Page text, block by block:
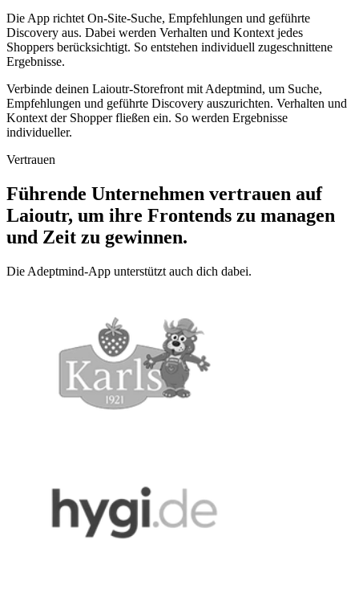
Die App richtet On-Site-Suche, Empfehlungen und geführte
Discovery aus. Dabei werden Verhalten und Kontext jedes
Shoppers berücksichtigt. So entstehen individuell zugeschnittene
Ergebnisse.
Verbinde deinen Laioutr-Storefront mit Adeptmind, um Suche,
Empfehlungen und geführte Discovery auszurichten. Verhalten und
Kontext der Shopper fließen ein. So werden Ergebnisse
individueller.
Vertrauen
Führende Unternehmen vertrauen auf
Laioutr, um ihre Frontends zu managen
und Zeit zu gewinnen.
Die Adeptmind-App unterstützt auch dich dabei.